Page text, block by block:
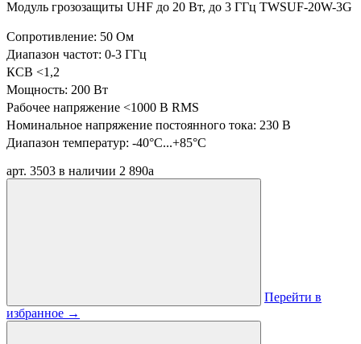
Модуль грозозащиты UHF до 20 Вт, до 3 ГГц TWSUF-20W-3G
Сопротивление: 50 Ом
Диапазон частот: 0-3 ГГц
КСВ <1,2
Мощность: 200 Вт
Рабочее напряжение <1000 В RMS
Номинальное напряжение постоянного тока: 230 В
Диапазон температур: -40°C...+85°C
арт. 3503 в наличии 2 890a
Перейти в
избранное →